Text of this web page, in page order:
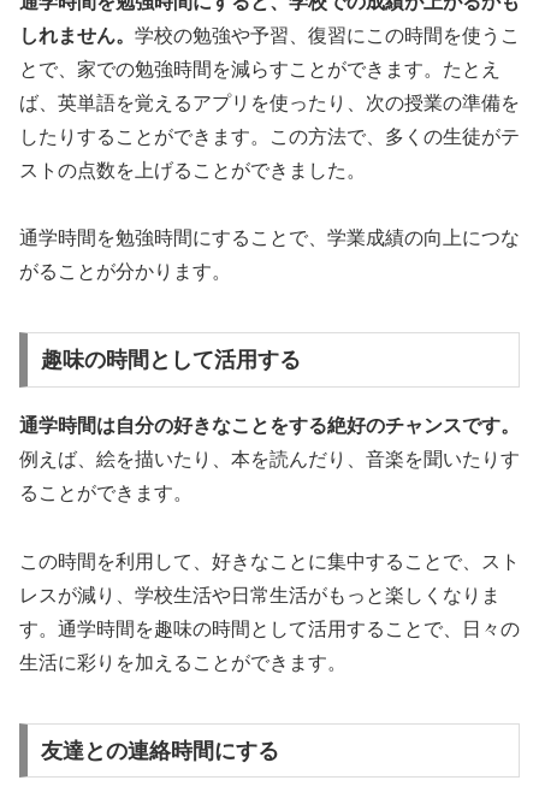
しれません。 学校の勉強や予習、復習にこの時間を使うこ
とで、家での勉強時間を減らすことができます。たとえ
ば、英単語を覚えるアプリを使ったり、次の授業の準備を
したりすることができます。この方法で、多くの生徒がテ
ストの点数を上げることができました。
通学時間を勉強時間にすることで、学業成績の向上につな
がる ことが分かります。
趣味の時間として活用する
通学時間は自分の好きなことをする絶好のチャンスです。
例えば、絵を描いたり、本を読んだり、音楽を聞いたりす
ることができます。
この時間を利用して、好きなことに集中することで、スト
レスが減り、学校生活や日常生活がもっと楽しくなりま
す。 通学時間を趣味の時間として活用することで、日々の
生活に彩りを加えることができます。
友達との連絡時間にする